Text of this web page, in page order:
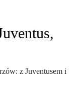
z Juventusem i